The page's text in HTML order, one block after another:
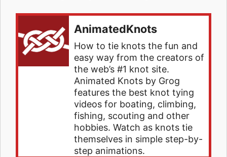
AnimatedKnots
How to tie knots the fun and
easy way from the creators of
the web’s #1 knot site.
Animated Knots by Grog
features the best knot tying
videos for boating, climbing,
fishing, scouting and other
hobbies. Watch as knots tie
themselves in simple step-by-
step animations.